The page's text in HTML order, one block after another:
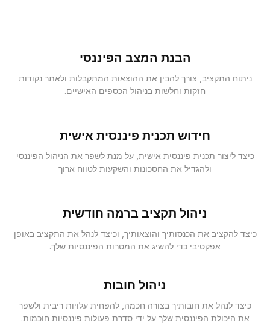
הבנת המצב הפיננסי
ניתוח התקציב, צורך להבין את ההוצאות המתקבלות ולאתר נקודות
חזקות וחלשות בניהול הכספים האישיים.
חידוש תכנית פיננסית אישית
כיצד ליצור תכנית פיננסית אישית, על מנת לשפר את הניהול הפיננסי
ולהגדיל את החסכונות והשקעות לטווח ארוך
ניהול תקציב ברמה חודשית
כיצד להקציב את הכנסותיך והוצאותיך, וכיצד לנהל את התקציב באופן
אפקטיבי כדי להשיג את המטרות הפיננסיות שלך.
ניהול חובות
כיצד לנהל את חובותיך בצורה חכמה, להפחית עלויות ריבית ולשפר
את היכולת הפיננסית שלך על ידי סדרת פעולות פיננסיות חוכמות.